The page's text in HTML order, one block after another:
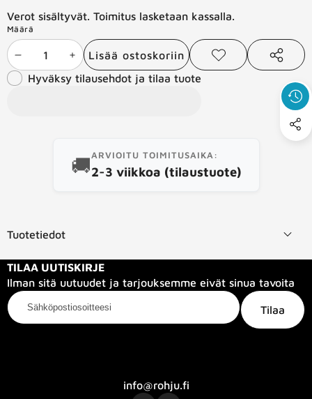
Verot sisältyvät. Toimitus lasketaan kassalla.
Määrä
Vähennä
määrää
Lisää
määrää
Lisää ostoskoriin
Lisää
toivelistaan
Jaa
Hyväksy tilausehdot ja tilaa tuote
🚚ARVIOITU TOIMITUSAIKA:
2-3 viikkoa (tilaustuote)
Tuotetiedot
TILAA UUTISKIRJE
Ilman sitä uutuudet ja tarjouksemme eivät sinua tavoita
Sähköpostiosoitteesi
Tilaa
info@rohju.fi